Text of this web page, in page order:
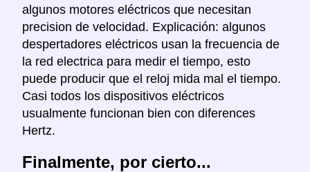
algunos motores eléctricos que necesitan
precision de velocidad. Explicación: algunos
despertadores eléctricos usan la frecuencia de
la red electrica para medir el tiempo, esto
puede producir que el reloj mida mal el tiempo.
Casi todos los dispositivos eléctricos
usualmente funcionan bien con diferences
Hertz.
Finalmente, por cierto...